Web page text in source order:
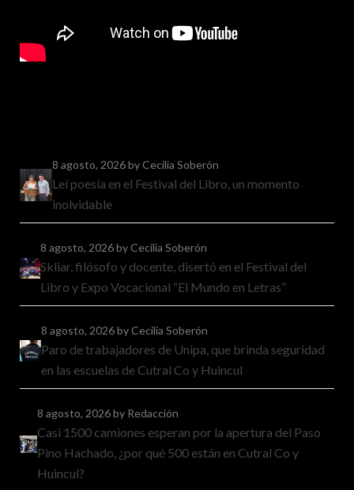
8 agosto, 2026by Cecilia Soberón
Leí poesía en el Festival del Libro, un momento
inolvidable
8 agosto, 2026by Cecilia Soberón
Skliar, filósofo y docente, disertó en el Festival del
Libro y Expo Vocacional “El Mundo en Letras”
8 agosto, 2026by Cecilia Soberón
Paro de trabajadores de Unipa, que brinda seguridad
en las escuelas de Cutral Co y Huincul
8 agosto, 2026by Redacción
Casi 1500 camiones esperan por la apertura del Paso
Pino Hachado, ¿por qué 500 están en Cutral Co y
Huincul?